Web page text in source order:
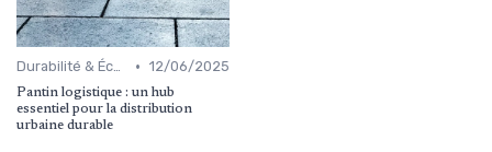
Durabilité & Écologie • 12/06/2025
Pantin logistique : un hub
essentiel pour la distribution
urbaine durable